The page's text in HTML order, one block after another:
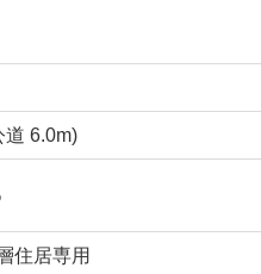
道 6.0m)
住居専用